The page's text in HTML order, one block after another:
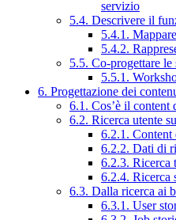
servizio
5.4. Descrivere il
5.4.1.
5.4.2.
5.5. Co-progettare le
5.5.1.
6. Progettazione dei
6.1. Cos’è il content
6.2. Ricerca utente
6.2.1. Content
6.2.2. Dati di
6.2.3. Ricerca
6.2.4. Ricerca
6.3. Dalla ricerca ai
6.3.1. User